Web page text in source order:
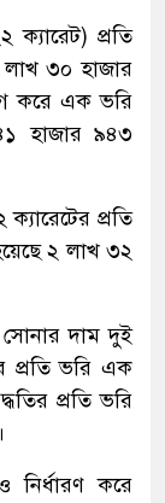
প্রতি
লাখ ৩০ হাজার
করে এক ভরি
হাজার ৯৪৩
প্রতি
২ লাখ ৩২
সোনার দাম দুই
প্রতি ভরি এক
প্রতি ভরি
নির্ধারণ করে